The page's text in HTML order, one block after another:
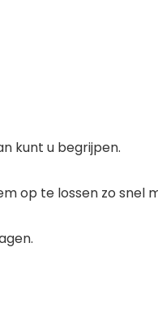
kunt u begrijpen.
op te lossen zo snel